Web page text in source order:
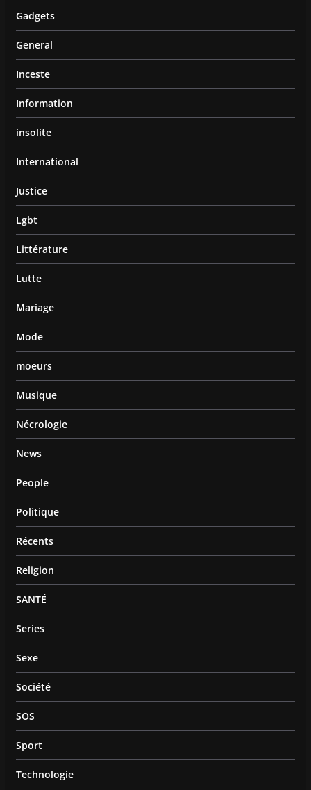
Gadgets
General
Inceste
Information
insolite
International
Justice
Lgbt
Littérature
Lutte
Mariage
Mode
moeurs
Musique
Nécrologie
News
People
Politique
Récents
Religion
SANTÉ
Series
Sexe
Société
SOS
Sport
Technologie